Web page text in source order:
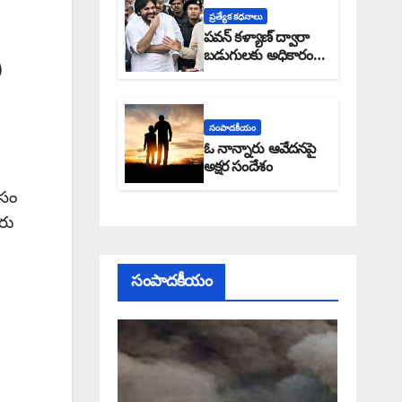
ప్రత్యేక కధనాలు
పవన్ కళ్యాణ్ ద్వారా
బడుగులకు అధికారం
ఎండమావేనా: అక్షర
సంపాదకీయం
ఓ నాన్నారు ఆవేదనపై
అక్షర సందేశం
సంపాదకీయం